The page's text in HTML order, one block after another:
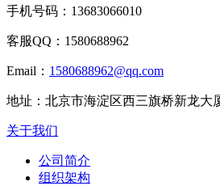
手机号码： 13683066010
客服QQ： 1580688962
Email： 1580688962@qq.com
地址： 北京市海淀区西三旗桥新龙大
关于我们
公司简介
组织架构